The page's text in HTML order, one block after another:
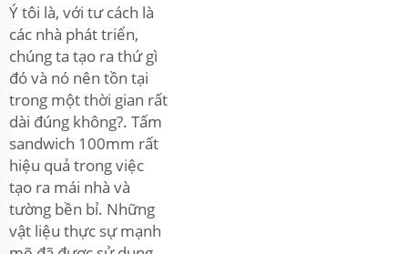
Ý tôi là, với tư cách là
các nhà phát triển,
chúng ta tạo ra thứ gì
đó và nó nên tồn tại
trong một thời gian rất
dài đúng không?. Tấm
sandwich 100mm rất
hiệu quả trong việc
tạo ra mái nhà và
tường bền bỉ. Những
vật liệu thực sự mạnh